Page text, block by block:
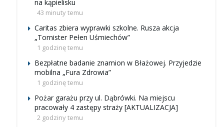
na kąpielisku
43 minuty temu
Caritas zbiera wyprawki szkolne. Rusza akcja
„Tornister Pełen Uśmiechów”
1 godzinę temu
Bezpłatne badanie znamion w Błażowej. Przyjedzie
mobilna „Fura Zdrowia”
1 godzinę temu
Pożar garażu przy ul. Dąbrówki. Na miejscu
pracowały 4 zastępy straży [AKTUALIZACJA]
2 godziny temu